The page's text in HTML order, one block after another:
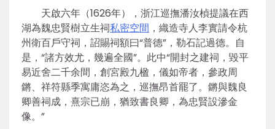
天啟六年（1626年），浙江巡撫潘汝楨提議在西
湖為魏忠賢樹立生祠私密空間 ，織造寺人李實請令杭
州衛百戶守祠，詔賜祠額曰“普德”，勒石記過德。自
是，“諸方效尤，幾遍全國”。此中“開封之建祠，毀平
易近舍二千余間，創宮殿九楹，儀如帝者，參政周
鏘、祥符縣季寓庸恣為之，巡撫昂首罷了。鏘與魏良
卿善祠成，熹宗已崩，猶致書良卿，為忠賢設滲金
像。”